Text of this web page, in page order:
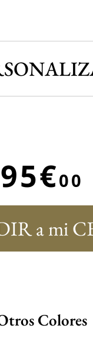
95€00
a mi
Colores